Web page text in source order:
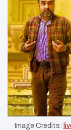
Image Credits: